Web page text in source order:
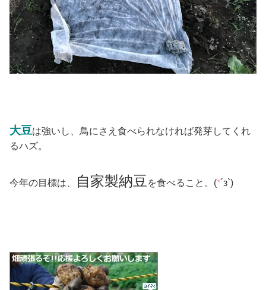
大豆は強いし、鳥にさえ食べられなければ発芽してくれ
るハズ。
今年の目標は、 自家製納豆 を食べること。(*´з`)